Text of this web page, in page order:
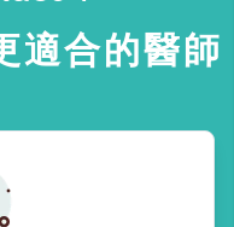
適合的醫師